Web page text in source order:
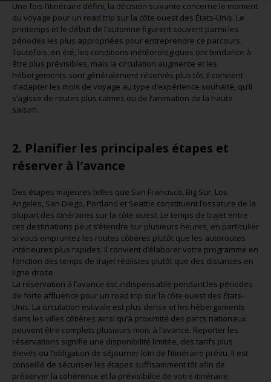
Une fois l’itinéraire défini, la décision suivante concerne le moment
du voyage pour un road trip sur la côte ouest des États-Unis. Le
printemps et le début de l’automne figurent souvent parmi les
périodes les plus appropriées pour entreprendre ce parcours.
Toutefois, en été, les conditions météorologiques ont tendance à
être plus prévisibles, mais la circulation augmente et les
hébergements sont généralement réservés plus tôt. Il convient
d’adapter les mois de voyage au type d’expérience souhaité, qu’il
s’agisse de routes plus calmes ou de l’animation de la haute
saison.
2. Planifier les principales étapes et
réserver à l’avance
Des étapes majeures telles que San Francisco, Big Sur, Los
Angeles, San Diego, Portland et Seattle constituent l’ossature de la
plupart des itinéraires sur la côte ouest. Le temps de trajet entre
ces destinations peut s’étendre sur plusieurs heures, en particulier
si vous empruntez les routes côtières plutôt que les autoroutes
intérieures plus rapides. Il convient d’élaborer votre programme en
fonction des temps de trajet réalistes plutôt que des distances en
ligne droite.
La réservation à l’avance est indispensable pendant les périodes
de forte affluence pour un road trip sur la côte ouest des États-
Unis. La circulation estivale est plus dense et les hébergements
dans les villes côtières ainsi qu’à proximité des parcs nationaux
peuvent être complets plusieurs mois à l’avance. Reporter les
réservations signifie une disponibilité limitée, des tarifs plus
élevés ou l’obligation de séjourner loin de l’itinéraire prévu. Il est
conseillé de sécuriser les étapes suffisamment tôt afin de
préserver la cohérence et la prévisibilité de votre itinéraire.